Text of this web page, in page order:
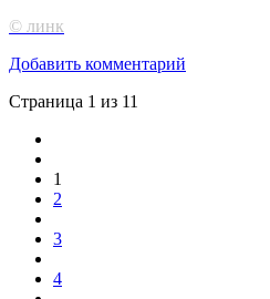
© линк
Добавить комментарий
Страница 1 из 11
1
2
3
4